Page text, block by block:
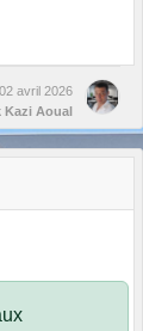
02 avril 2026
Kazi Aoual